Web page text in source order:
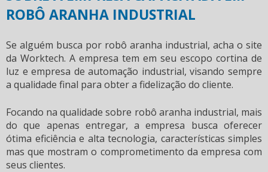
ROBÔ ARANHA INDUSTRIAL
Se alguém busca por robô aranha industrial, acha o site
da Worktech. A empresa tem em seu escopo cortina de
luz e empresa de automação industrial, visando sempre
a qualidade final para obter a fidelização do cliente.
Focando na qualidade sobre robô aranha industrial, mais
do que apenas entregar, a empresa busca oferecer
ótima eficiência e alta tecnologia, características simples
mas que mostram o comprometimento da empresa com
seus clientes.